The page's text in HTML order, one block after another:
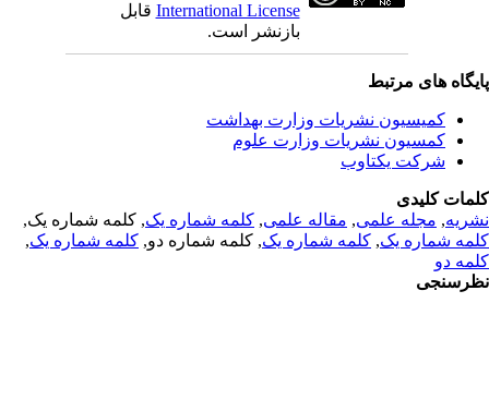
International Licenseقابل
بازنشر است.
های مرتبط
کمیسیون نشریات وزارت بهداشت
کمسیون نشریات وزارت علوم
شرکت یکتاوب
کلیدی
,مجله علمی, مقاله علمی, کلمه شماره یک, کلمه شماره یک,
شماره یک,کلمه شماره یک, کلمه شماره دو,کلمه شماره یک,
دو